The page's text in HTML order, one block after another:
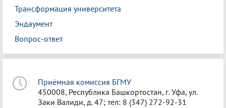
Трансформация университета
Эндаумент
Вопрос-ответ
Приёмная комиссия БГМУ
450008, Республика Башкортостан, г. Уфа, ул.
Заки Валиди, д. 47; тел: 8 (347) 272-92-31